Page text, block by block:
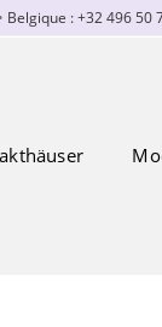
• Belgique : +32 496 50